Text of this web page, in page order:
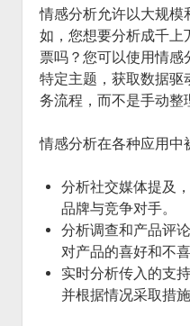
情感分析允许以大规模
如，您想要分析成千上
票吗？您可以使用情
特定主题，获取数据驱
务流程，而不是手动整
情感分析在各种应用中
分析社交媒体提及
品牌与竞争对手。
分析调查和产品评
对产品的喜好和不喜
实时分析传入的支
并根据情况采取措